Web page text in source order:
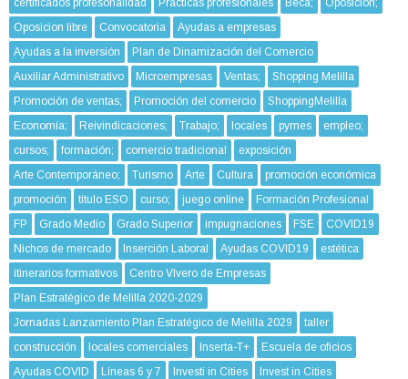
certificados profesonalidad
Prácticas profesionales Beca;
Oposición;
Oposicion libre
Convocatoria
Ayudas a empresas
Ayudas a la inversión
Plan de Dinamización del Comercio
Auxiliar Administrativo
Microempresas Ventas;
Shopping Melilla
Promoción de ventas;
Promoción del comercio
ShoppingMelilla
Economía;
Reivindicaciones; Trabajo; locales pymes
empleo;
cursos;
formación; comercio tradicional
exposición
Arte Contemporáneo;
Turismo Arte Cultura
promoción económica
promoción
título ESO curso; juego online
Formación Profesional
FP
Grado Medio Grado Superior impugnaciones FSE
COVID19
Nichos de mercado
Inserción Laboral Ayudas COVID19
estética
itinerarios formativos
Centro VIvero de Empresas
Plan Estratégico de Melilla 2020-2029
Jornadas Lanzamiento Plan Estratégico de Melilla 2029
taller
construcción
locales comerciales Inserta-T+
Escuela de oficios
Ayudas COVID
Líneas 6 y 7 Investi in Cities
Invest in Cities